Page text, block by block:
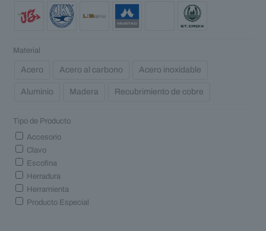
Material
Acero Acero al carbono Acero inoxidable
Aluminio Madera Recubrimiento de cobre
Tipo de Producto
Accesorio
Clavo
Escofina
Herradura
Herramienta
Producto Especial